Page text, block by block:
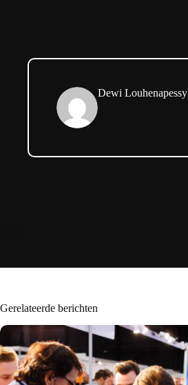
Dewi Louhenapessy
Gerelateerde berichten